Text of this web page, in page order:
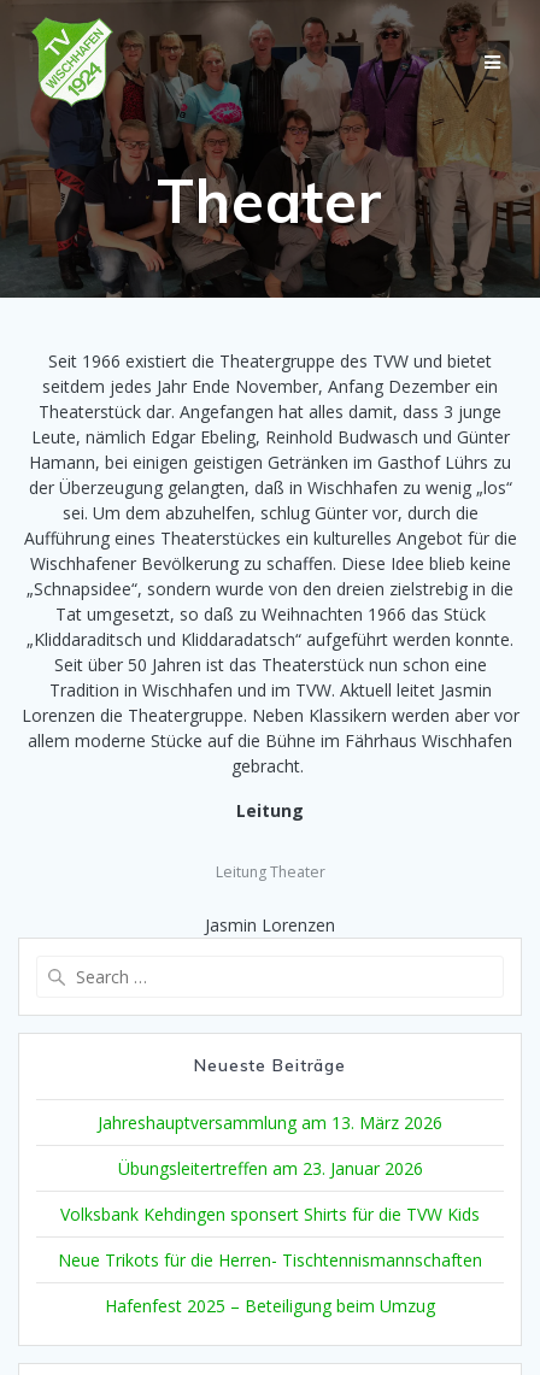
to
content
Theater
Seit 1966 existiert die Theatergruppe des TVW und bietet
seitdem jedes Jahr Ende November, Anfang Dezember ein
Theaterstück dar. Angefangen hat alles damit, dass 3 junge
Leute, nämlich Edgar Ebeling, Reinhold Budwasch und Günter
Hamann, bei einigen geistigen Getränken im Gasthof Lührs zu
der Überzeugung gelangten, daß in Wischhafen zu wenig „los“
sei. Um dem abzuhelfen, schlug Günter vor, durch die
Aufführung eines Theaterstückes ein kulturelles Angebot für die
Wischhafener Bevölkerung zu schaffen. Diese Idee blieb keine
„Schnapsidee“, sondern wurde von den dreien zielstrebig in die
Tat umgesetzt, so daß zu Weihnachten 1966 das Stück
„Kliddaraditsch und Kliddaradatsch“ aufgeführt werden konnte.
Seit über 50 Jahren ist das Theaterstück nun schon eine
Tradition in Wischhafen und im TVW. Aktuell leitet Jasmin
Lorenzen die Theatergruppe. Neben Klassikern werden aber vor
allem moderne Stücke auf die Bühne im Fährhaus Wischhafen
gebracht.
Leitung
Leitung Theater
Jasmin Lorenzen
Neueste Beiträge
Jahreshauptversammlung am 13. März 2026
Übungsleitertreffen am 23. Januar 2026
Volksbank Kehdingen sponsert Shirts für die TVW Kids
Neue Trikots für die Herren- Tischtennismannschaften
Hafenfest 2025 – Beteiligung beim Umzug